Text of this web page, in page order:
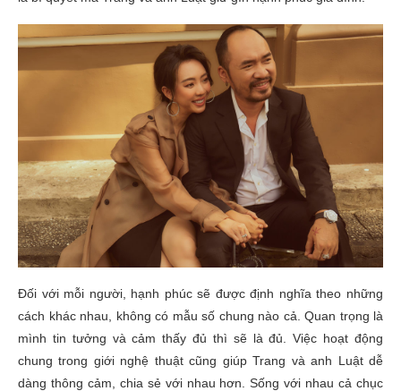
Đối với mỗi người, hạnh phúc sẽ được định nghĩa theo những
cách khác nhau, không có mẫu số chung nào cả. Quan trọng là
mình tin tưởng và cảm thấy đủ thì sẽ là đủ. Việc hoạt động
chung trong giới nghệ thuật cũng giúp Trang và anh Luật dễ
dàng thông cảm, chia sẻ với nhau hơn. Sống với nhau cả chục